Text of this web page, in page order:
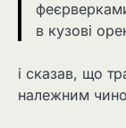
в кузові
і сказав, що
належним